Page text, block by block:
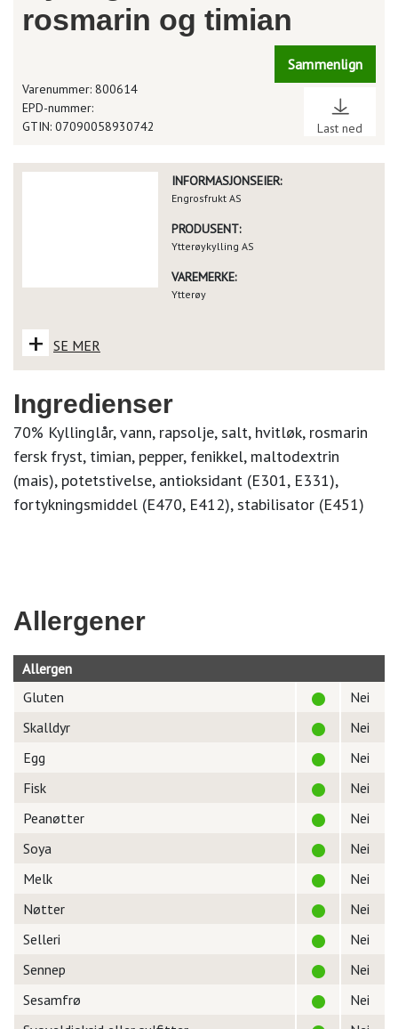
rosmarin og timian
Sammenlign
Last ned
Varenummer: 800614
EPD-nummer:
GTIN: 07090058930742
INFORMASJONSEIER:
Engrosfrukt AS
PRODUSENT:
Ytterøykylling AS
VAREMERKE:
Ytterøy
+ SE MER
Ingredienser
70% Kyllinglår, vann, rapsolje, salt, hvitløk, rosmarin
fersk fryst, timian, pepper, fenikkel, maltodextrin
(mais), potetstivelse, antioksidant (E301, E331),
fortykningsmiddel (E470, E412), stabilisator (E451)
Allergener
Allergen
Gluten
Nei
Skalldyr
Nei
Egg
Nei
Fisk
Nei
Peanøtter
Nei
Soya
Nei
Melk
Nei
Nøtter
Nei
Selleri
Nei
Sennep
Nei
Sesamfrø
Nei